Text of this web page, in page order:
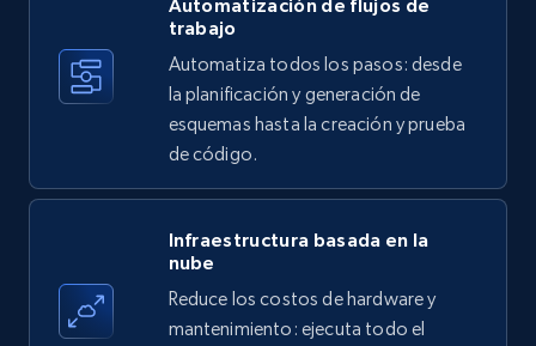
35.3K+ 5.7K+ Prueba gratuita
Amazon products - find products by using
Title, Seller name, Brand, Description, Initial
price, Currency, Availability, Reviews count, and
more.
Automatización de flujos de
trabajo
Automatiza todos los pasos: desde
la planificación y generación de
esquemas hasta la creación y prueba
de código.
Infraestructura basada en la
nube
Reduce los costos de hardware y
mantenimiento: ejecuta todo el